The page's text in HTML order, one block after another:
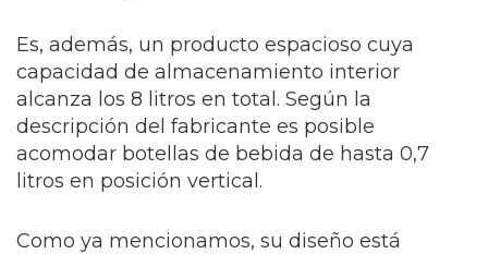
Es, además, un producto espacioso cuya
capacidad de almacenamiento interior
alcanza los 8 litros en total. Según la
descripción del fabricante es posible
acomodar botellas de bebida de hasta 0,7
litros en posición vertical.
Como ya mencionamos, su diseño está